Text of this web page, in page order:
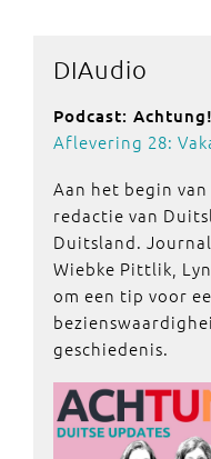
DIAudio
Podcast:
Aflevering 28:
Aan het begin
redactie van
Duitsland.
Wiebke Pittlik,
om een tip voor
geschiedenis.